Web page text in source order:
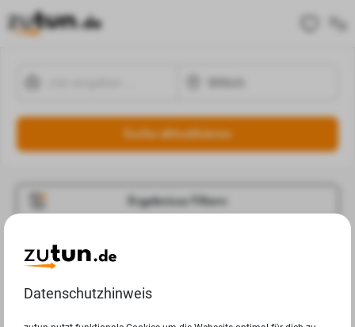
Suche aktualisieren
Ergebnisse Filtern
Jobangebote
Ergebnisse.
Datenschutzhinweis